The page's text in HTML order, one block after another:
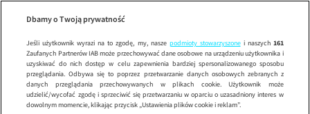
Wypróbuj aplikację mobilną
Korzystaj z łatwiejszej nawigacji i ciesz się szybszym
Dbamy o Twoją prywatność
Jeśli użytkownik wyrazi na to zgodę, my, nasze podmioty stowarzyszonei naszych 161
Zaufanych Partnerów IAB może przechowywać dane osobowe na urządzeniu użytkownika i
uzyskiwać do nich dostęp w celu zapewnienia bardziej spersonalizowanego sposobu
przeglądania. Odbywa się to poprzez przetwarzanie danych osobowych zebranych z
danych przeglądania przechowywanych w plikach cookie. Użytkownik może
udzielić/wycofać zgodę i sprzeciwić się przetwarzaniu w oparciu o uzasadniony interes w
dowolnym momencie, klikając przycisk „Ustawienia plików cookie i reklam”.